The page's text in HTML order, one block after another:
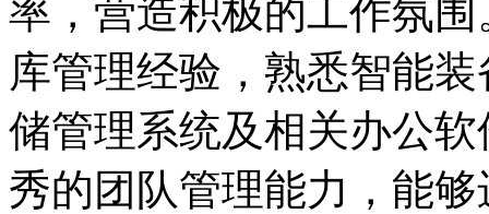
率，营造积极的工作氛
库管理经验，熟悉智能
储管理系统及相关办公
秀的团队管理能力，能